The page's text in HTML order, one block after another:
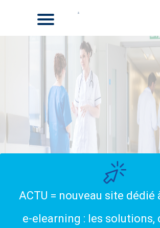
ACTU = nouveau site dédié
e-elearning : les solutions,